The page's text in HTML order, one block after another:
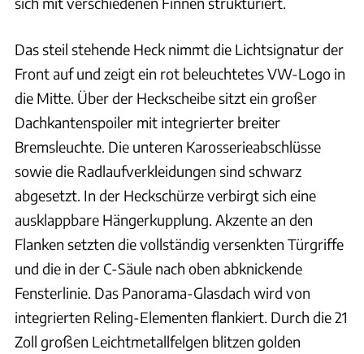
Das steil stehende Heck nimmt die Lichtsignatur der
Front auf und zeigt ein rot beleuchtetes VW-Logo in
die Mitte. Über der Heckscheibe sitzt ein großer
Dachkantenspoiler mit integrierter breiter
Bremsleuchte. Die unteren Karosserieabschlüsse
sowie die Radlaufverkleidungen sind schwarz
abgesetzt. In der Heckschürze verbirgt sich eine
ausklappbare Hängerkupplung. Akzente an den
Flanken setzten die vollständig versenkten Türgriffe
und die in der C-Säule nach oben abknickende
Fensterlinie. Das Panorama-Glasdach wird von
integrierten Reling-Elementen flankiert. Durch die 21
Zoll großen Leichtmetallfelgen blitzen golden